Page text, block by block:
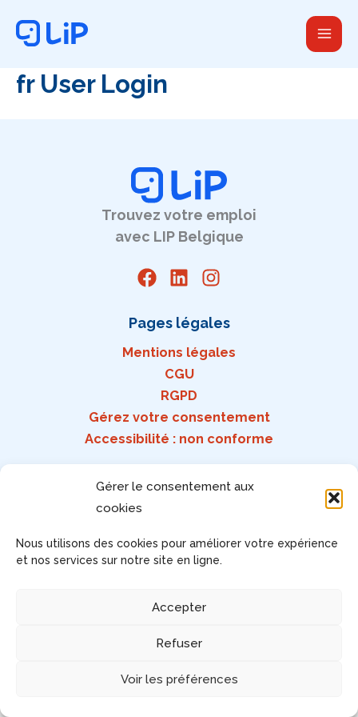
Gérer le consentement aux
cookies
Nous utilisons des cookies pour améliorer votre expérience
et nos services sur notre site en ligne.
Accepter
Refuser
Voir les préférences
fr User Login
Trouvez votre emploi
avec LIP Belgique
Pages légales
Mentions légales
CGU
RGPD
Gérez votre consentement
Accessibilité : non conforme